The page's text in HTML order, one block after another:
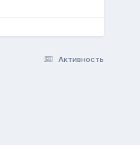
Активность